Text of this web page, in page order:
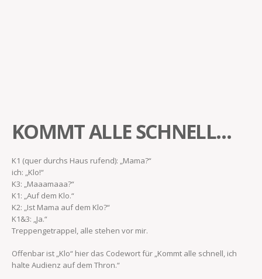
KOMMT ALLE SCHNELL…
K1 (quer durchs Haus rufend): „Mama?“
ich: „Klo!“
K3: „Maaamaaa?“
K1: „Auf dem Klo.“
K2: „Ist Mama auf dem Klo?“
K1&3: „Ja.“
Treppengetrappel, alle stehen vor mir.
Offenbar ist „Klo“ hier das Codewort für „Kommt alle schnell, ich
halte Audienz auf dem Thron.“